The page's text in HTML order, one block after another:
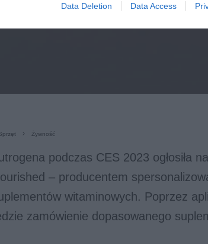
Data Deletion Data Access
Żywność
podczas CES 2023 ogłosiła
– producentem
witaminowych. Poprzez
zamówienie dopasowanego